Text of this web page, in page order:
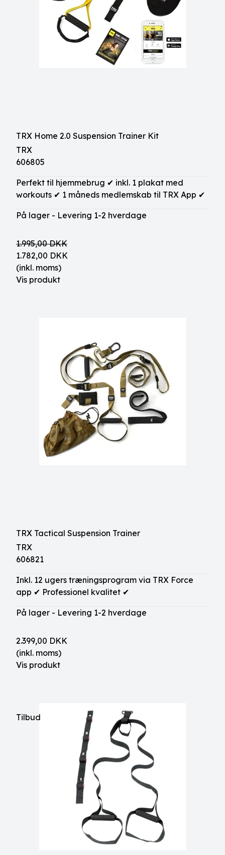
TRX Home 2.0 Suspension Trainer Kit
TRX
606805
Perfekt til hjemmebrug ✔ inkl. 1 plakat med
workouts ✔ 1 måneds medlemskab til TRX App ✔
På lager - Levering 1-2 hverdage
1.995,00 DKK
1.782,00 DKK
(inkl. moms)
Vis produkt
TRX Tactical Suspension Trainer
TRX
606821
Inkl. 12 ugers træningsprogram via TRX Force
app ✔ Professionel kvalitet ✔
På lager - Levering 1-2 hverdage
2.399,00 DKK
(inkl. moms)
Vis produkt
Tilbud